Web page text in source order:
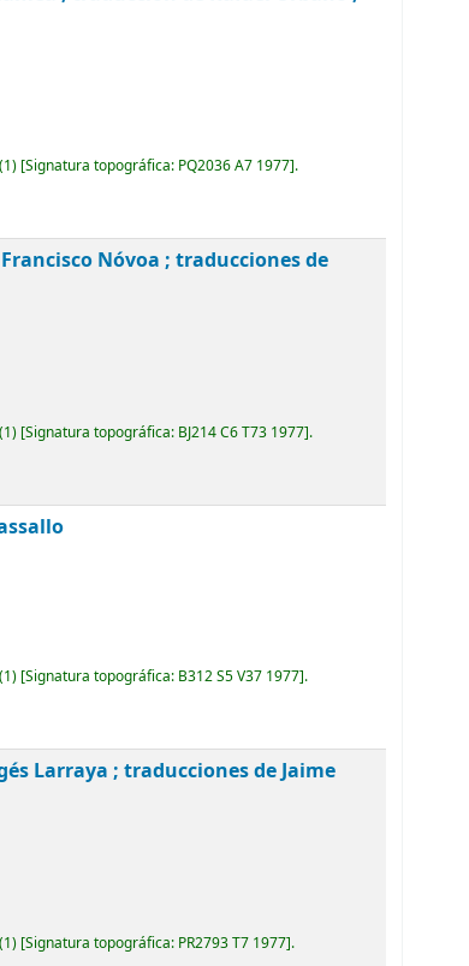
(1) Signatura topográfica: PQ2036 A7 1977 .
Nóvoa ; traducciones de
(1) Signatura topográfica: BJ214 C6 T73 1977 .
(1) Signatura topográfica: B312 S5 V37 1977 .
Larraya ; traducciones de Jaime
(1) Signatura topográfica: PR2793 T7 1977 .